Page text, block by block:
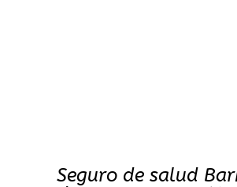
Seguro de salud